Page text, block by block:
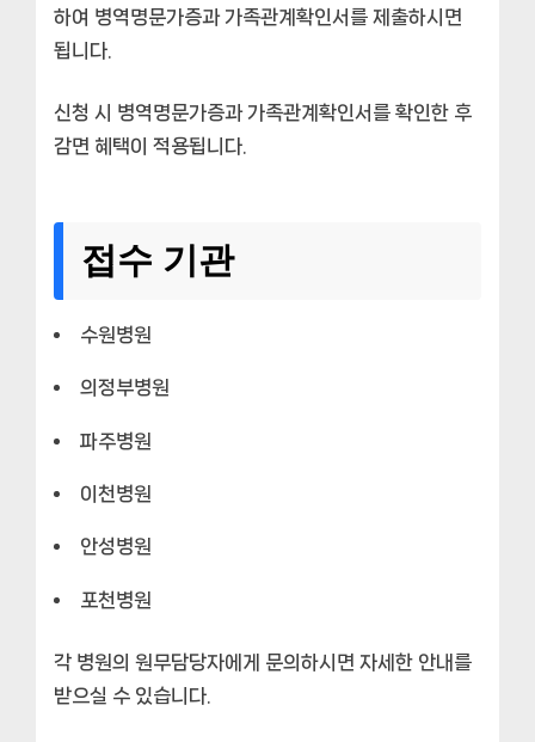
하여 병역명문가증과 가족관계확인서를 제출하시면
됩니다.
신청 시 병역명문가증과 가족관계확인서를 확인한 후
감면 혜택이 적용됩니다.
접수 기관
수원병원
의정부병원
파주병원
이천병원
안성병원
포천병원
각 병원의 원무담당자에게 문의하시면 자세한 안내를
받으실 수 있습니다.